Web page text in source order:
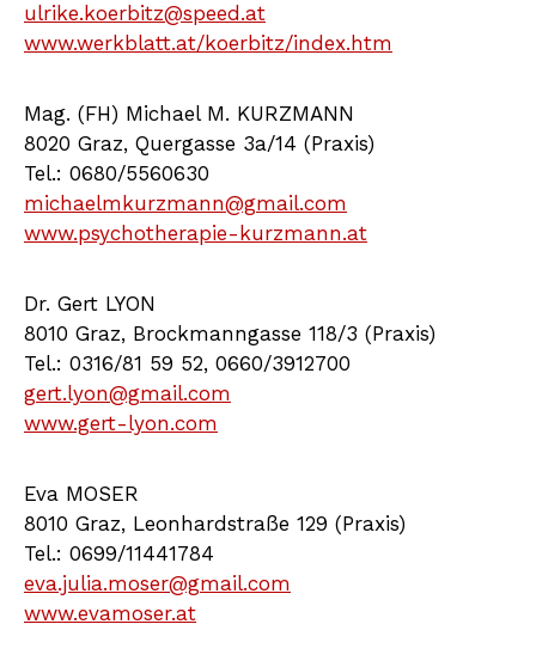
ulrike.koerbitz@speed.at
www.werkblatt.at/koerbitz/index.htm
Mag. (FH) Michael M. KURZMANN
8020 Graz, Quergasse 3a/14 (Praxis)
Tel.: 0680/5560630
michaelmkurzmann@gmail.com
www.psychotherapie-kurzmann.at
Dr. Gert LYON
8010 Graz, Brockmanngasse 118/3 (Praxis)
Tel.: 0316/81 59 52, 0660/3912700
gert.lyon@gmail.com
www.gert-lyon.com
Eva MOSER
8010 Graz, Leonhardstraße 129 (Praxis)
Tel.: 0699/11441784
eva.julia.moser@gmail.com
www.evamoser.at